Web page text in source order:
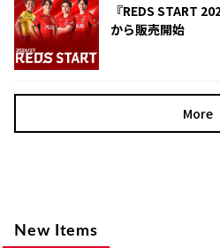
『REDS START
から販売開始
More
New Items